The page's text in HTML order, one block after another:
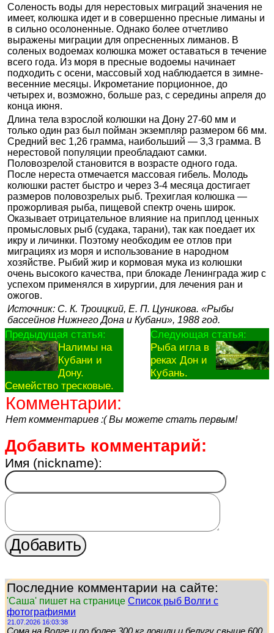
Соленость воды для нерестовых миграций значения не
имеет, колюшка идет и в совершенно пресные лиманы и
в сильно осолоненные. Однако более отчетливо
выражены миграции для опресненных лиманов. В
соленых водоемах колюшка может оставаться в течение
всего года. Из моря в пресные водоемы начинает
подходить с осени, массовый ход наблюдается в зимне-
весенние месяцы. Икрометание порционное, до
четырех и, возможно, больше раз, с середины апреля до
конца июня.
Длина тела взрослой колюшки на Дону 27-60 мм и
только один раз был пойман экземпляр размером 66 мм.
Средний вес 1,26 грамма, наибольший — 3,3 грамма. В
нерестовой популяции преобладают самки.
Половозрелой становится в возрасте одного года.
После нереста отмечается массовая гибель. Молодь
колюшки растет быстро и через 3-4 месяца достигает
размеров половозрелых рыб. Трехиглая колюшка —
прожорливая рыба, пищевой спектр очень широк.
Оказывает отрицательное влияние на приплод ценных
промысловых рыб (судака, тарани), так как поедает их
икру и личинки. Поэтому необходим ее отлов при
миграциях из моря и использование в народном
хозяйстве. Рыбий жир и кормовая мука из колюшки
очень высокого качества, при блокаде Ленинграда жир с
успехом применялся в хирургии, для лечения ран и
ожогов.
Источник: С. К. Троицкий, Е. П. Цуникова. «Рыбы
бассейнов Нижнего Дона и Кубани», 1988 год.
Предыдущая статья:
Налимы на
Кубани и
Дону.
Семейство тресковые.
Следующая статья:
Рыба игла в
реках Дон и
Кубань.
Комментарии:
Нет комментариев :( Вы можете стать первым!
Добавить комментарий:
Имя (nickname):
Последние комментарии на сайте:
'Саша' пишет на странице Список рыб Волги с
фотографиями
21.07.2026 16:03:38